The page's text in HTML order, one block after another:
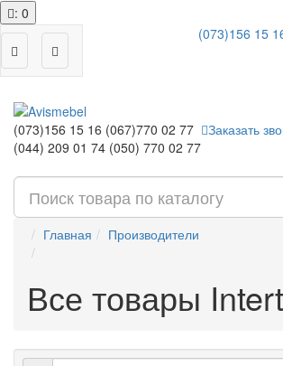
: 0
(073)156 15
(073)156 15 16 (067)770 02 77
(044) 209 01 74 (050) 770 02 77
Заказать
Главная Производители
Все товары